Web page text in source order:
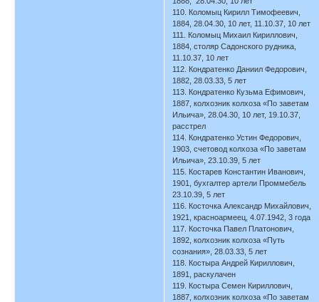
110. Коломыц Кирилл Тимофеевич,
1884, 28.04.30, 10 лет, 11.10.37, 10 лет
111. Коломыц Михаил Кириллович,
1884, столяр Садонского рудника,
11.10.37, 10 лет
112. Кондратенко Даниил Федорович,
1882, 28.03.33, 5 лет
113. Кондратенко Кузьма Ефимович,
1887, колхозник колхоза «По заветам
Ильича», 28.04.30, 10 лет, 19.10.37,
расстрел
114. Кондратенко Устин Федорович,
1903, счетовод колхоза «По заветам
Ильича», 23.10.39, 5 лет
115. Костарев Константин Иванович,
1901, бухгалтер артели Проммебель
23.10.39, 5 лет
116. Косточка Александр Михайлович,
1921, красноармеец, 4.07.1942, 3 года
117. Косточка Павел Платонович,
1892, колхозник колхоза «Путь
сознания», 28.03.33, 5 лет
118. Костыра Андрей Кириллович,
1891, раскулачен
119. Костыра Семен Кириллович,
1887, колхозник колхоза «По заветам